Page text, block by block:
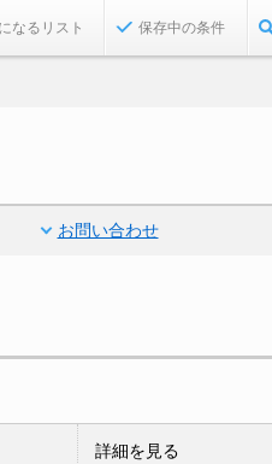
なるリスト 保存中の条件
お問い合わせ
詳細を見る